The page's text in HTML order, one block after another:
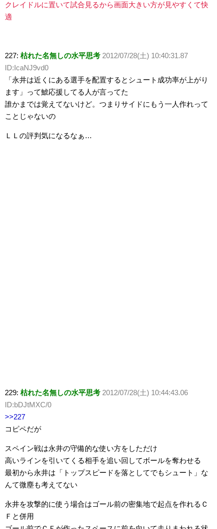
クレイドルに置いて試合見るから画面大きい方が見やすくて快
適
227: 枯れた名無しの水平思考 2012/07/28(土) 10:40:31.87
ID:IcaNJ9vd0
「永井は近くにある選手を配置するとシュート成功率が上がり
ます」って鯱応援してる人が言ってた
誰かまでは覚えてないけど。つまりサイドにもう一人作れって
ことじゃないの
ＬＬの評判気になるなぁ…
229: 枯れた名無しの水平思考 2012/07/28(土) 10:44:43.06
ID:bDJtMXC/0
>>227
コピペだが
スペイン戦は永井の守備的な使い方をしただけ
高いラインを引いてくる相手を追い回してボールを奪わせる
最初から永井は「トップスピードを落としてでもシュート」な
んて微塵も考えてない
永井を攻撃的に使う場合はゴール前の密集地で起点を作れるＣ
Ｆと併用